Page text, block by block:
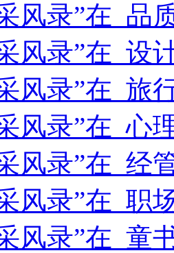
风录”在 品
风录”在 设
风录”在 旅
风录”在 心
风录”在 经
风录”在 职
风录”在 童